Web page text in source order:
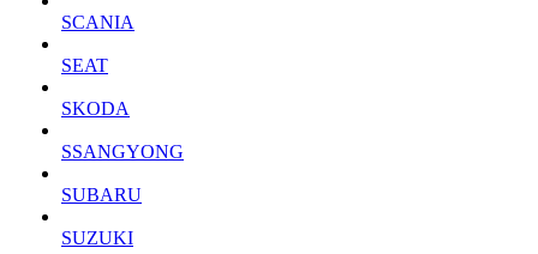
SCANIA
SEAT
SKODA
SSANGYONG
SUBARU
SUZUKI